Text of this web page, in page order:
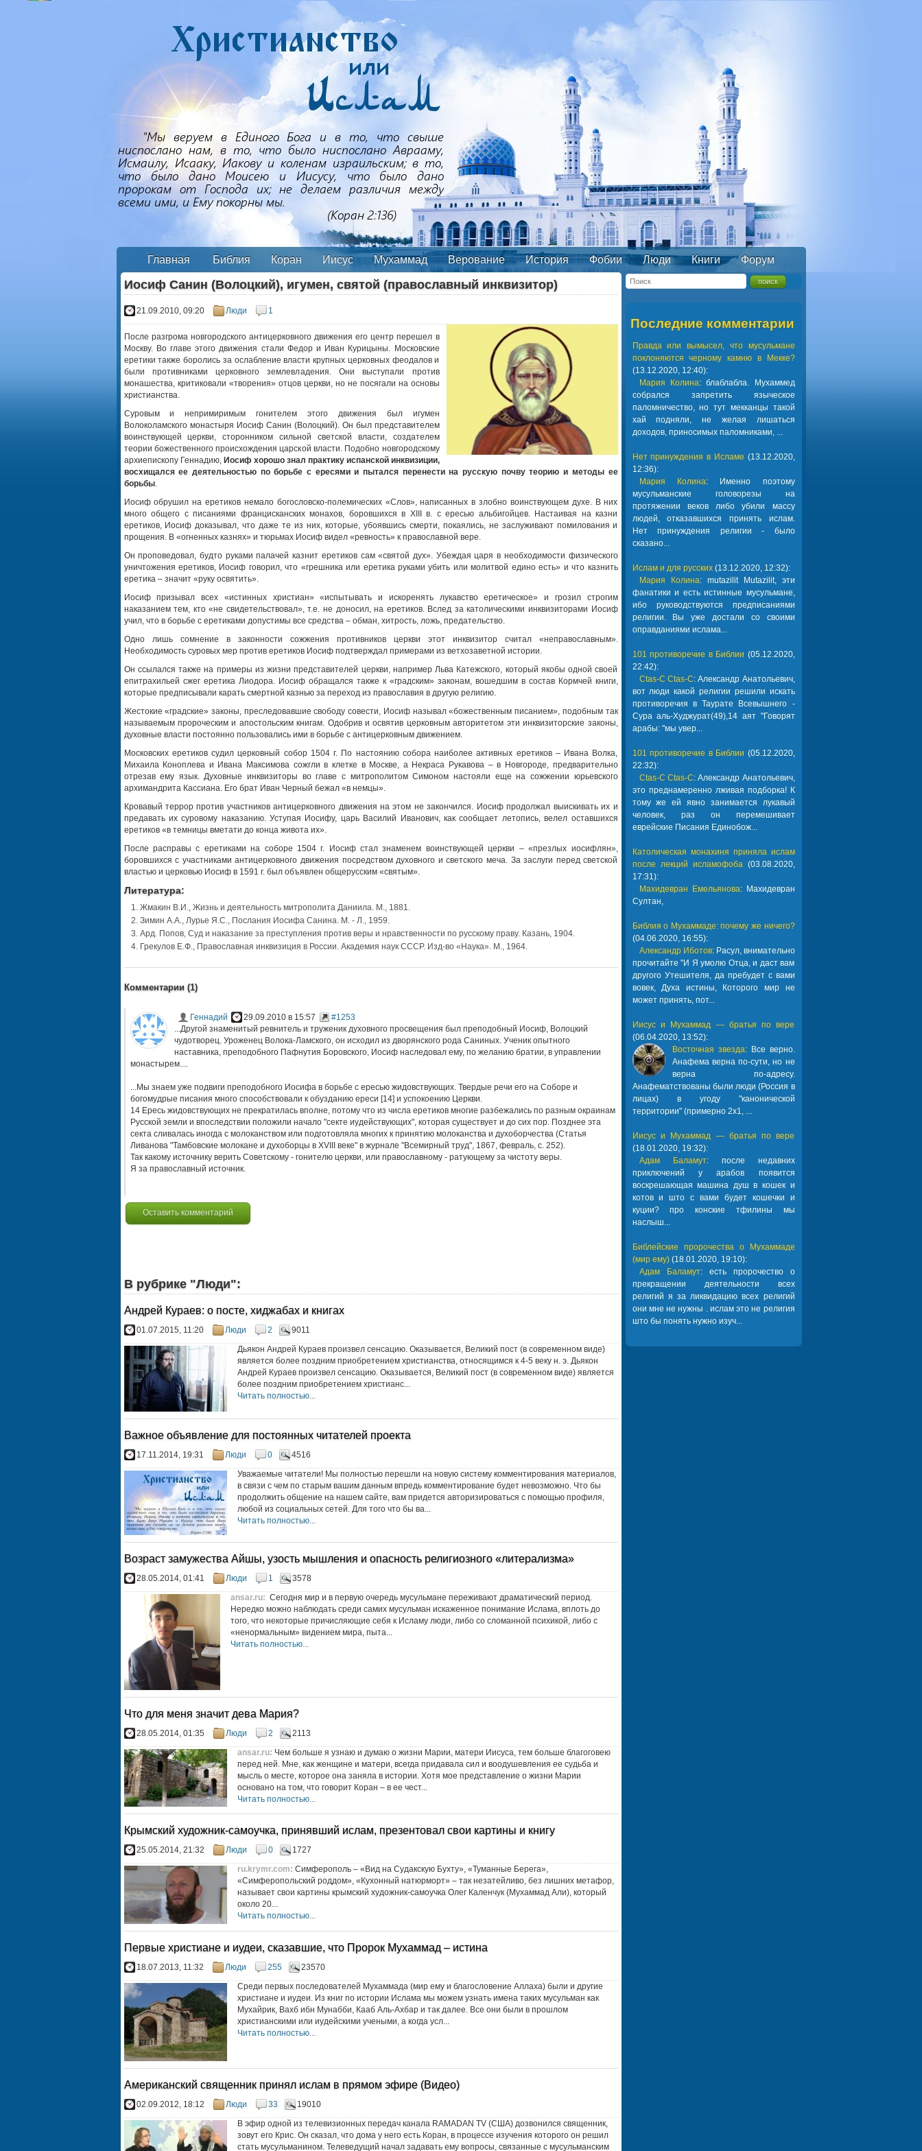
Главная Библия Коран Иисус Мухаммад Верование История Фобии Люди Книги Форум
Иосиф Санин (Волоцкий), игумен, святой (православный инквизитор)
21.09.2010, 09:20 Люди 1
После разгрома новгородского антицерковного движения его центр перешел в
Москву. Во главе этого движения стали Федор и Иван Курицыны. Московские
еретики также боролись за ослабление власти крупных церковных феодалов и
были противниками церковного землевладения. Они выступали против
монашества, критиковали «творения» отцов церкви, но не посягали на основы
христианства.
Суровым и непримиримым гонителем этого движения был игумен
Волоколамского монастыря Иосиф Санин (Волоцкий). Он был представителем
воинствующей церкви, сторонником сильной светской власти, создателем
теории божественного происхождения царской власти. Подобно новгородскому
архиепископу Геннадию, Иосиф хорошо знал практику испанской инквизиции,
восхищался ее деятельностью по борьбе с ересями и пытался перенести на русскую почву теорию и методы ее
борьбы.
Иосиф обрушил на еретиков немало богословско-полемических «Слов», написанных в злобно воинствующем духе. В них
много общего с писаниями францисканских монахов, боровшихся в XIII в. с ересью альбигойцев. Настаивая на казни
еретиков, Иосиф доказывал, что даже те из них, которые, убоявшись смерти, покаялись, не заслуживают помилования и
прощения. В «огненных казнях» и тюрьмах Иосиф видел «ревность» к православной вере.
Он проповедовал, будто руками палачей казнит еретиков сам «святой дух». Убеждая царя в необходимости физического
уничтожения еретиков, Иосиф говорил, что «грешника или еретика руками убить или молитвой едино есть» и что казнить
еретика – значит «руку освятить».
Иосиф призывал всех «истинных христиан» «испытывать и искоренять лукавство еретическое» и грозил строгим
наказанием тем, кто «не свидетельствовал», т.е. не доносил, на еретиков. Вслед за католическими инквизиторами Иосиф
учил, что в борьбе с еретиками допустимы все средства – обман, хитрость, ложь, предательство.
Одно лишь сомнение в законности сожжения противников церкви этот инквизитор считал «неправославным».
Необходимость суровых мер против еретиков Иосиф подтверждал примерами из ветхозаветной истории.
Он ссылался также на примеры из жизни представителей церкви, например Льва Катежского, который якобы одной своей
епитрахильей сжег еретика Лиодора. Иосиф обращался также к «градским» законам, вошедшим в состав Кормчей книги,
которые предписывали карать смертной казнью за переход из православия в другую религию.
Жестокие «градские» законы, преследовавшие свободу совести, Иосиф называл «божественным писанием», подобным так
называемым пророческим и апостольским книгам. Одобрив и освятив церковным авторитетом эти инквизиторские законы,
духовные власти постоянно пользовались ими в борьбе с антицерковным движением.
Московских еретиков судил церковный собор 1504 г. По настоянию собора наиболее активных еретиков – Ивана Волка,
Михаила Коноплева и Ивана Максимова сожгли в клетке в Москве, а Некраса Рукавова – в Новгороде, предварительно
отрезав ему язык. Духовные инквизиторы во главе с митрополитом Симоном настояли еще на сожжении юрьевского
архимандрита Кассиана. Его брат Иван Черный бежал «в немцы».
Кровавый террор против участников антицерковного движения на этом не закончился. Иосиф продолжал выискивать их и
предавать их суровому наказанию. Уступая Иосифу, царь Василий Иванович, как сообщает летопись, велел оставшихся
еретиков «в темницы вметати до конца живота их».
После расправы с еретиками на соборе 1504 г. Иосиф стал знаменем воинствующей церкви – «презлых иосифлян»,
боровшихся с участниками антицерковного движения посредством духовного и светского меча. За заслуги перед светской
властью и церковью Иосиф в 1591 г. был объявлен общерусским «святым».
Литература:
Жмакин В.И., Жизнь и деятельность митрополита Даниила. М., 1881.
Зимин А.А., Лурье Я.С., Послания Иосифа Санина. М. - Л., 1959.
Ард. Попов, Суд и наказание за преступления против веры и нравственности по русскому праву. Казань, 1904.
Грекулов Е.Ф., Православная инквизиция в России. Академия наук СССР. Изд-во «Наука». М., 1964.
Комментарии (1)
Геннадий 29.09.2010 в 15:57
#1253
...Другой знаменитый ревнитель и труженик духовного просвещения был преподобный Иосиф, Волоцкий
чудотворец. Уроженец Волока-Ламского, он исходил из дворянского рода Саниных. Ученик опытного
наставника, преподобного Пафнутия Боровского, Иосиф наследовал ему, по желанию братии, в управлении
монастырем....
...Мы знаем уже подвиги преподобного Иосифа в борьбе с ересью жидовствующих. Твердые речи его на Соборе и
богомудрые писания много способствовали к обузданию ереси [14] и успокоению Церкви.
14 Ересь жидовствующих не прекратилась вполне, потому что из числа еретиков многие разбежались по разным окраинам
Русской земли и впоследствии положили начало "секте иудействующих", которая существует и до сих пор. Позднее эта
секта сливалась иногда с молоканством или подготовляла многих к принятию молоканства и духоборчества (Статья
Ливанова "Тамбовские молокане и духоборцы в XVIII веке" в журнале "Всемирный труд", 1867, февраль, с. 252).
Так какому источнику верить Советскому - гонителю церкви, или православному - ратующему за чистоту веры.
Я за православный источник.
Оставить комментарий
В рубрике "Люди":
Андрей Кураев: о посте, хиджабах и книгах
01.07.2015, 11:20 Люди 2
9011
Дьякон Андрей Кураев произвел сенсацию. Оказывается, Великий пост (в современном виде)
является более поздним приобретением христианства, относящимся к 4-5 веку н. э. Дьякон
Андрей Кураев произвел сенсацию. Оказывается, Великий пост (в современном виде) является
более поздним приобретением христианс...
Читать полностью...
Важное объявление для постоянных читателей проекта
17.11.2014, 19:31 Люди 0
4516
Уважаемые читатели! Мы полностью перешли на новую систему комментирования материалов,
в связи с чем по старым вашим данным впредь комментирование будет невозможно. Что бы
продолжить общение на нашем сайте, вам придется авторизироваться с помощью профиля,
любой из социальных сетей. Для того что бы ва...
Читать полностью...
Возраст замужества Айшы, узость мышления и опасность религиозного «литерализма»
28.05.2014, 01:41 Люди 1
3578
ansar.ru: Сегодня мир и в первую очередь мусульмане переживают драматический период.
Нередко можно наблюдать среди самих мусульман искаженное понимание Ислама, вплоть до
того, что некоторые причисляющие себя к Исламу люди, либо со сломанной психикой, либо с
«ненормальным» видением мира, пыта...
Читать полностью...
Что для меня значит дева Мария?
28.05.2014, 01:35 Люди 2
2113
ansar.ru: Чем больше я узнаю и думаю о жизни Марии, матери Иисуса, тем больше благоговею
перед ней. Мне, как женщине и матери, всегда придавала сил и воодушевления ее судьба и
мысль о месте, которое она заняла в истории. Хотя мое представление о жизни Марии
основано на том, что говорит Коран – в ее чест...
Читать полностью...
Крымский художник-самоучка, принявший ислам, презентовал свои картины и книгу
25.05.2014, 21:32 Люди 0
1727
ru.krymr.com: Симферополь – «Вид на Судакскую Бухту», «Туманные Берега»,
«Симферопольский роддом», «Кухонный натюрморт» – так незатейливо, без лишних метафор,
называет свои картины крымский художник-самоучка Олег Каленчук (Мухаммад Али), который
около 20...
Читать полностью...
Первые христиане и иудеи, сказавшие, что Пророк Мухаммад – истина
18.07.2013, 11:32 Люди 255
23570
Среди первых последователей Мухаммада (мир ему и благословение Аллаха) были и другие
христиане и иудеи. Из книг по истории Ислама мы можем узнать имена таких мусульман как
Мухайрик, Вахб ибн Мунабби, Кааб Аль-Ахбар и так далее. Все они были в прошлом
христианскими или иудейскими учеными, а когда усл...
Читать полностью...
Американский священник принял ислам в прямом эфире (Видео)
02.09.2012, 18:12 Люди 33
19010
В эфир одной из телевизионных передач канала RAMADAN TV (США) дозвонился священник,
зовут его Крис. Он сказал, что дома у него есть Коран, в процессе изучения которого он решил
стать мусульманином. Телеведущий начал задавать ему вопросы, связанные с мусульманским
Последние комментарии
Правда или вымысел, что мусульмане
поклоняются черному камню в Мекке?
(13.12.2020, 12:40):
Мария Колина: блаблабла. Мухаммед
собрался запретить языческое
паломничество, но тут мекканцы такой
хай подняли, не желая лишаться
доходов, приносимых паломниками, ...
Нет принуждения в Исламе (13.12.2020,
12:36):
Мария Колина: Именно поэтому
мусульманские головорезы на
протяжении веков либо убили массу
людей, отказавшихся принять ислам.
Нет принуждения религии - было
сказано...
Ислам и для русских(13.12.2020, 12:32):
Мария Колина: mutazilit Mutazilit, эти
фанатики и есть истинные мусульмане,
ибо руководствуются предписаниями
религии. Вы уже достали со своими
оправданиями ислама...
101 противоречие в Библии (05.12.2020,
22:42):
Ctas-C Ctas-C: Александр Анатольевич,
вот люди какой религии решили искать
противоречия в Таурате Всевышнего -
Сура аль-Худжурат(49),14 аят "Говорят
арабы: "мы увер...
101 противоречие в Библии (05.12.2020,
22:32):
Ctas-C Ctas-C: Александр Анатольевич,
это преднамеренно лживая подборка! К
тому же ей явно занимается лукавый
человек, раз он перемешивает
еврейские Писания Единобож...
Католическая монахиня приняла ислам
после лекций исламофоба(03.08.2020,
17:31):
Махидевран Емельянова: Махидевран
Султан,
Библия о Мухаммаде: почему же ничего?
(04.06.2020, 16:55):
Александр Иботов: Расул, внимательно
прочитайте "И Я умолю Отца, и даст вам
другого Утешителя, да пребудет с вами
вовек, Духа истины, Которого мир не
может принять, пот...
Иисус и Мухаммад — братья по вере
(06.04.2020, 13:52):
Восточная звезда: Все верно.
Анафема верна по-сути, но не
верна по-адресу.
Анафематствованы были люди (Россия в
лицах) в угоду "канонической
территории" (примерно 2х1, ...
Иисус и Мухаммад — братья по вере
(18.01.2020, 19:32):
Адам Баламут: после недавних
приключений у арабов появится
воскрешающая машина душ в кошек и
котов и што с вами будет кошечки и
куции? про конские тфилины мы
наслыш...
Библейские пророчества о Мухаммаде
(мир ему)(18.01.2020, 19:10):
Адам Баламут: есть пророчество о
прекращении деятельности всех
религий я за ликвидацию всех религий
они мне не нужны . ислам это не религия
што бы понять нужно изуч...